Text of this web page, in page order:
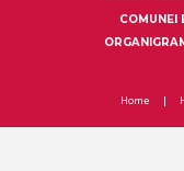
COMUNEI
Home